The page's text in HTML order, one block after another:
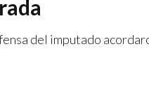
del imputado